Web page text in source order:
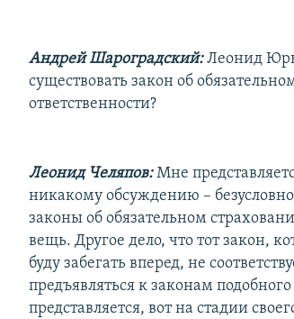
Андрей Шароградский:Леонид
существовать закон об
ответственности?
Леонид Челяпов:Мне
никакому обсуждению –
законы об обязательном
вещь. Другое дело, что тот закон,
буду забегать вперед, не
предъявляться к законам
представляется, вот на стадии